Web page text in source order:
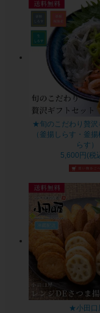
★旬のこだわり贅沢
（釜揚しらす・釜
らす）
5,600円(税
★小田口